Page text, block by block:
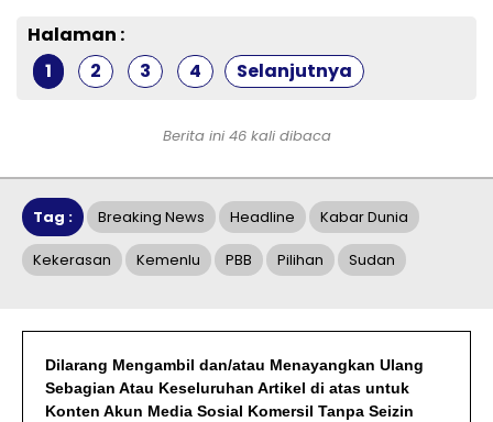
Halaman :
1
2 3 4 Selanjutnya
Berita ini 46 kali dibaca
Tag : Breaking News Headline Kabar Dunia
Kekerasan Kemenlu PBB Pilihan Sudan
Dilarang Mengambil dan/atau Menayangkan Ulang
Sebagian Atau Keseluruhan Artikel di atas untuk
Konten Akun Media Sosial Komersil Tanpa Seizin